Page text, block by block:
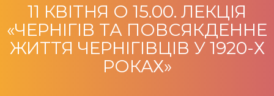
11 КВІТНЯ О 15.00. ЛЕКЦІЯ
«ЧЕРНІГІВ ТА ПОВСЯКДЕННЕ
ЖИТТЯ ЧЕРНІГІВЦІВ У 1920-Х
РОКАХ»